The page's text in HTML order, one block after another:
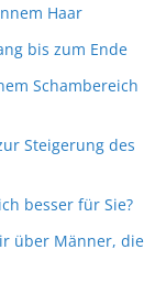
Haar
bis zum Ende
Schambereich
Steigerung des
besser für Sie?
über Männer, die